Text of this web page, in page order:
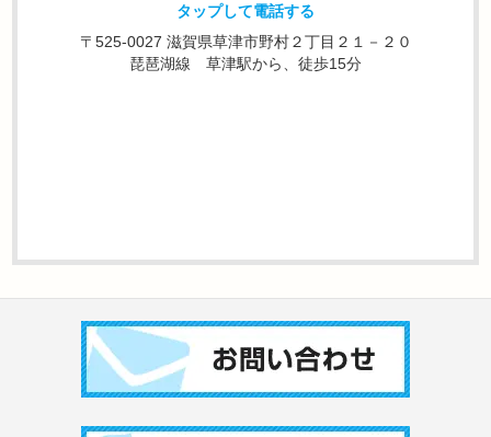
タップして電話する
〒525-0027 滋賀県草津市野村２丁目２１－２０
琵琶湖線 草津駅から、徒歩15分